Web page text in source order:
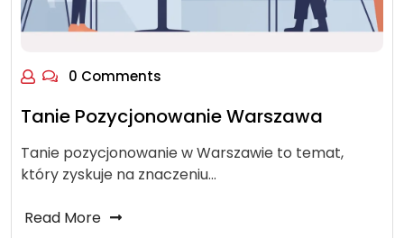
0 Comments
Tanie Pozycjonowanie Warszawa
Tanie pozycjonowanie w Warszawie to temat,
który zyskuje na znaczeniu…
Read More